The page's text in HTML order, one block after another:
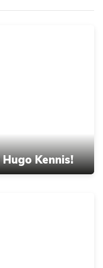
Kennis!